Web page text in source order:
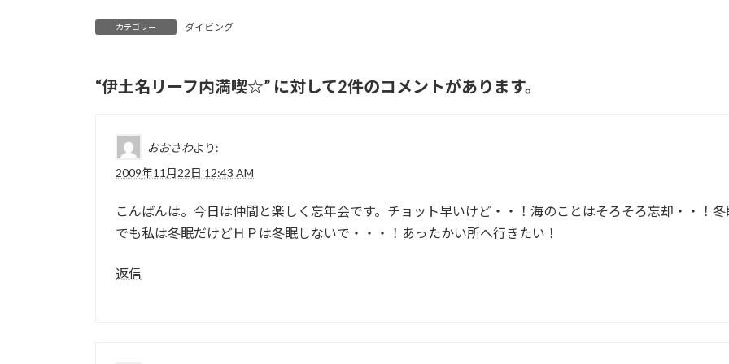
カテゴリー ダイビング
“伊土名リーフ内満喫☆” に対して2件のコメントがあります。
おおさわより:
2009年11月22日 12:43 AM
こんばんは。今日は仲間と楽しく忘年会です。チョット早いけど・・！海のことはそろそろ忘却・・！冬
でも私は冬眠だけどＨＰは冬眠しないで・・・！あったかい所へ行きたい！
返信